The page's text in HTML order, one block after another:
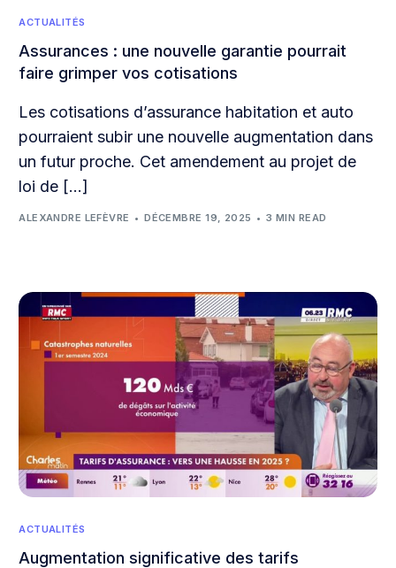
ACTUALITÉS
Assurances : une nouvelle garantie pourrait
faire grimper vos cotisations
Les cotisations d’assurance habitation et auto
pourraient subir une nouvelle augmentation dans
un futur proche. Cet amendement au projet de
loi de […]
ALEXANDRE LEFÈVRE DÉCEMBRE 19, 2025 3 MIN READ
ACTUALITÉS
Augmentation significative des tarifs